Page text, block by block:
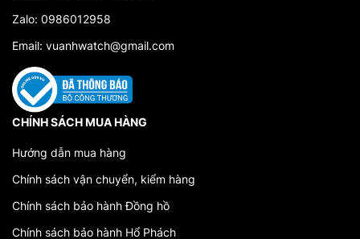
Zalo: 0986012958
Email: vuanhwatch@gmail.com
CHÍNH SÁCH MUA HÀNG
Hướng dẫn mua hàng
Chính sách vận chuyển, kiểm hàng
Chính sách bảo hành Đồng hồ
Chính sách bảo hành Hổ Phách